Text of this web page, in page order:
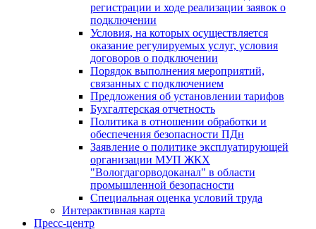
регистрации и ходе реализации заявок о
подключении
Условия, на которых осуществляется
оказание регулируемых услуг, условия
договоров о подключении
Порядок выполнения мероприятий,
связанных с подключением
Предложения об установлении тарифов
Бухгалтерская отчетность
Политика в отношении обработки и
обеспечения безопасности ПДн
Заявление о политике эксплуатирующей
организации МУП ЖКХ
"Вологдагорводоканал" в области
промышленной безопасности
Специальная оценка условий труда
Интерактивная карта
Пресс-центр